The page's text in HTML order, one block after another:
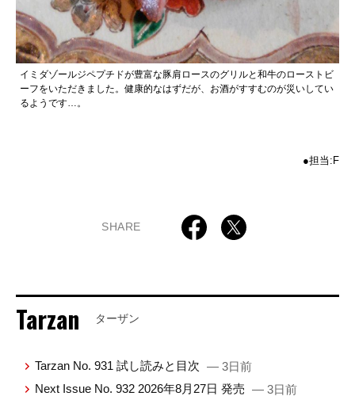
イミダゾールジペプチドが豊富な豚肩ロースのグリルと和牛のローストビ
ーフをいただきました。健康的なはずだが、お酒がすすむのが災いしてい
るようです…。
●担当:F
SHARE
Tarzan ターザン
Tarzan No. 931 試し読みと目次 — 3日前
Next Issue No. 932 2026年8月27日 発売 — 3日前